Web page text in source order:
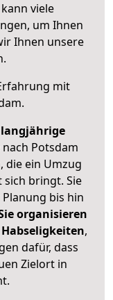
viele
um Ihnen
Ihnen unsere
mit
.
langjährige
Potsdam
die ein Umzug
sich bringt. Sie
bis hin
organisieren
,
dafür, dass
Zielort in